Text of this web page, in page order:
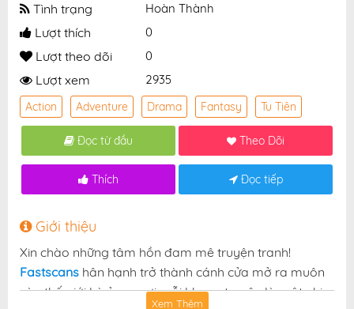
Tình trạng Hoàn Thành
Lượt thích 0
Lượt theo dõi 0
Lượt xem 2935
Action Adventure Drama Fantasy Tu Tiên
Đọc từ đầu Theo Dõi
Thích Đọc tiếp
Giới thiệu
Xin chào những tâm hồn đam mê truyện tranh!
Fastscans hân hạnh trở thành cánh cửa mở ra muôn
vàn thế giới kỳ ảo — nơi mỗi khung truyện là một nhịp
Xem Thêm